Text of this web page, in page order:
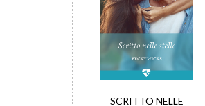
SCRITTO NELLE